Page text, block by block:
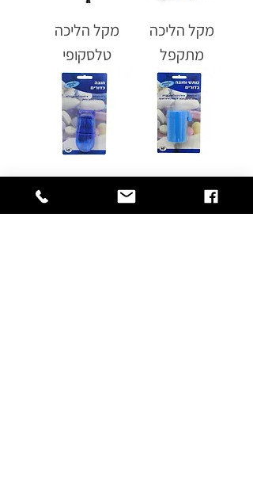
מקל הליכה
מתקפל
מקל הליכה
טלסקופי
כותש וחוצה
כדורים
חוצה כדורים